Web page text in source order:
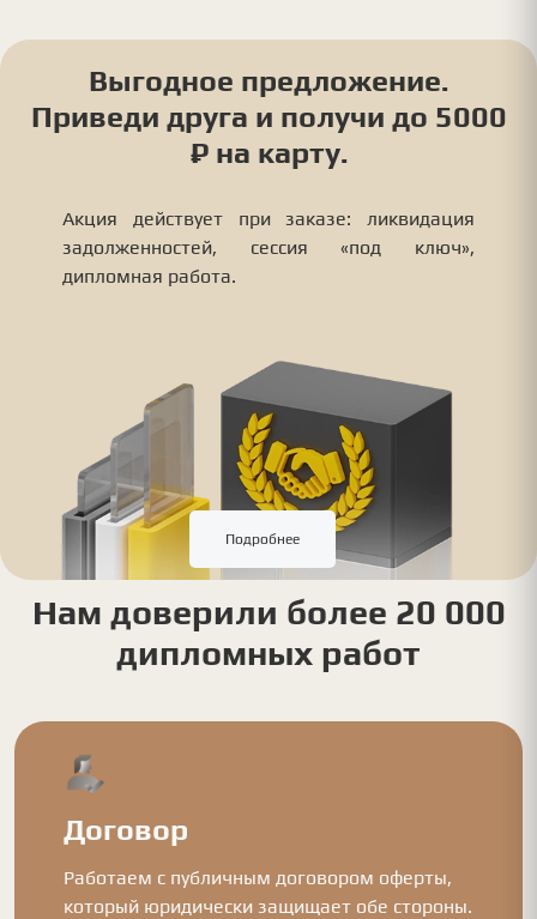
Выгодное предложение.
Приведи друга и получи до 5000
₽ на карту.
Акция действует при заказе: ликвидация
задолженностей, сессия «под ключ»,
дипломная работа.
Подробнее
Нам доверили более 20 000
дипломных работ
Договор
Работаем с публичным договором оферты,
который юридически защищает обе стороны.